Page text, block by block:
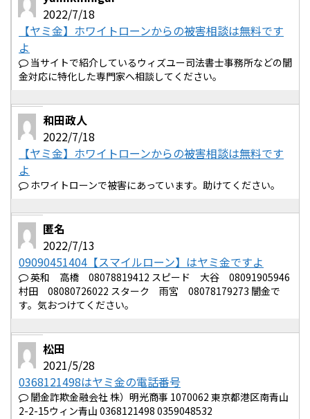
2022/7/18
【ヤミ金】ホワイトローンからの被害相談は無料です
よ
当サイトで紹介しているウィズユー司法書士事務所などの闇
金対応に特化した専門家へ相談してください。
和田政人
2022/7/18
【ヤミ金】ホワイトローンからの被害相談は無料です
よ
ホワイトローンで被害にあっています。助けてください。
匿名
2022/7/13
09090451404【スマイルローン】はヤミ金ですよ
英和 高橋 08078819412 スピード 大谷 08091905946
村田 08080726022 スターク 雨宮 08078179273 闇金で
す。気おつけてください。
松田
2021/5/28
0368121498はヤミ金の電話番号
闇金詐欺金融会社 株）明光商事 1070062 東京都港区南青山
2-2-15ウィン青山 0368121498 0359048532